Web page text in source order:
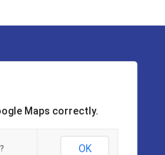
Maps correctly.
OK